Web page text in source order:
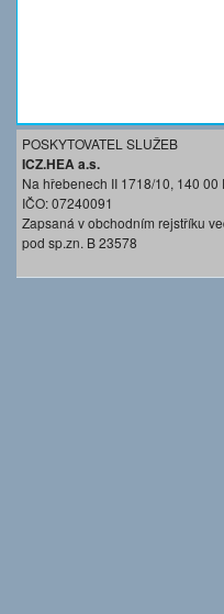
POSKYTOVATEL SLUŽEB
ICZ.HEA a.s.
Na hřebenech II 1718/10, 140 00
IČO: 07240091
Zapsaná v obchodním rejstříku
pod sp.zn. B 23578